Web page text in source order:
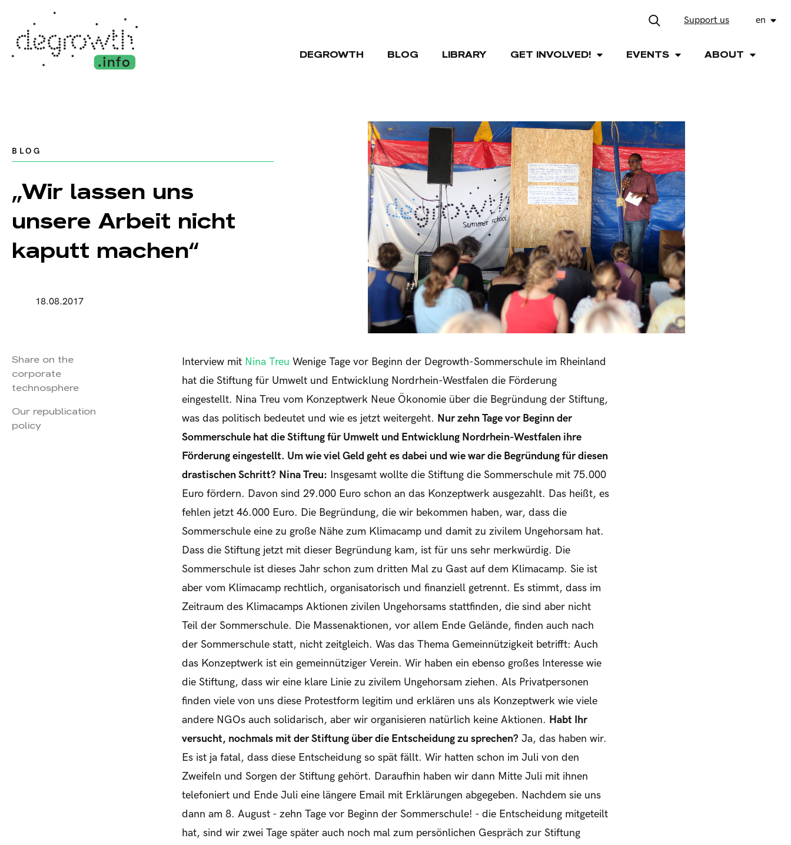
Support us en
DEGROWTH BLOG LIBRARY GET INVOLVED! EVENTS ABOUT
BLOG
„Wir lassen uns
unsere Arbeit nicht
kaputt machen“
18.08.2017
Interview mit Nina Treu Wenige Tage vor Beginn der Degrowth-Sommerschule im Rheinland
hat die Stiftung für Umwelt und Entwicklung Nordrhein-Westfalen die Förderung
eingestellt. Nina Treu vom Konzeptwerk Neue Ökonomie über die Begründung der Stiftung,
was das politisch bedeutet und wie es jetzt weitergeht. Nur zehn Tage vor Beginn der
Sommerschule hat die Stiftung für Umwelt und Entwicklung Nordrhein-Westfalen ihre
Förderung eingestellt. Um wie viel Geld geht es dabei und wie war die Begründung für diesen
drastischen Schritt? Nina Treu: Insgesamt wollte die Stiftung die Sommerschule mit 75.000
Euro fördern. Davon sind 29.000 Euro schon an das Konzeptwerk ausgezahlt. Das heißt, es
fehlen jetzt 46.000 Euro. Die Begründung, die wir bekommen haben, war, dass die
Sommerschule eine zu große Nähe zum Klimacamp und damit zu zivilem Ungehorsam hat.
Dass die Stiftung jetzt mit dieser Begründung kam, ist für uns sehr merkwürdig. Die
Sommerschule ist dieses Jahr schon zum dritten Mal zu Gast auf dem Klimacamp. Sie ist
aber vom Klimacamp rechtlich, organisatorisch und finanziell getrennt. Es stimmt, dass im
Zeitraum des Klimacamps Aktionen zivilen Ungehorsams stattfinden, die sind aber nicht
Teil der Sommerschule. Die Massenaktionen, vor allem Ende Gelände, finden auch nach
der Sommerschule statt, nicht zeitgleich. Was das Thema Gemeinnützigkeit betrifft: Auch
das Konzeptwerk ist ein gemeinnütziger Verein. Wir haben ein ebenso großes Interesse wie
die Stiftung, dass wir eine klare Linie zu zivilem Ungehorsam ziehen. Als Privatpersonen
finden viele von uns diese Protestform legitim und erklären uns als Konzeptwerk wie viele
andere NGOs auch solidarisch, aber wir organisieren natürlich keine Aktionen. Habt Ihr
versucht, nochmals mit der Stiftung über die Entscheidung zu sprechen? Ja, das haben wir.
Es ist ja fatal, dass diese Entscheidung so spät fällt. Wir hatten schon im Juli von den
Zweifeln und Sorgen der Stiftung gehört. Daraufhin haben wir dann Mitte Juli mit ihnen
telefoniert und Ende Juli eine längere Email mit Erklärungen abgegeben. Nachdem sie uns
dann am 8. August - zehn Tage vor Beginn der Sommerschule! - die Entscheidung mitgeteilt
hat, sind wir zwei Tage später auch noch mal zum persönlichen Gespräch zur Stiftung
Share on the
corporate
technosphere
Our republication
policy